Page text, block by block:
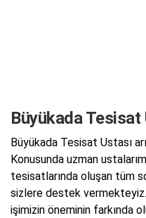
Büyükada Tesisat
Büyükada Tesisat Ustası
Konusunda uzman
tesisatlarında oluşan tüm
sizlere destek
işimizin öneminin farkında